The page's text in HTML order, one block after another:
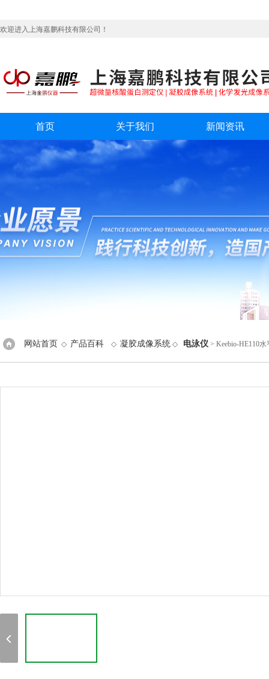
欢迎进入上海嘉鹏科技有限公司！
首页 关于我们 新闻资讯
网站首页 ◇ 产品百科 ◇ 凝胶成像系统 ◇ 电泳仪 > Keebio-HE110